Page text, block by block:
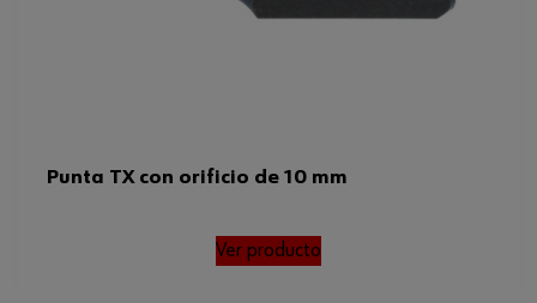
Punta TX con orificio de 10 mm
Ver producto